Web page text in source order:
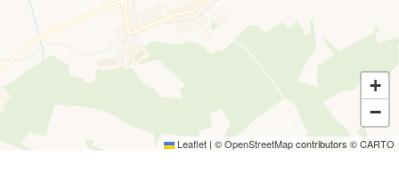
+
−
Leaflet | ©OpenStreetMapcontributors ©CARTO